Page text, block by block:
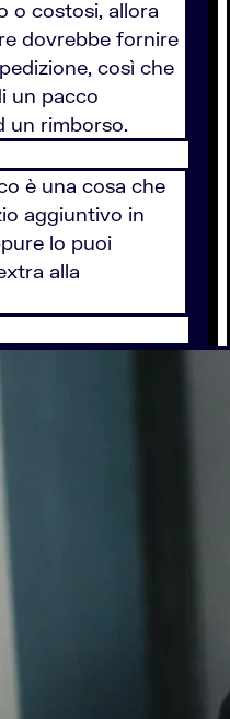
o costosi, allora
dovrebbe fornire
così che
un pacco
un rimborso.
è una cosa che
aggiuntivo in
lo puoi
alla